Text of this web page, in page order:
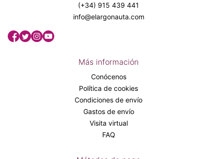
(+34) 915 439 441
info@elargonauta.com
Más información
Conócenos
Política de cookies
Condiciones de envío
Gastos de envío
Visita virtual
FAQ